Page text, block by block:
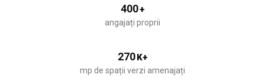
400+
angajați proprii
270K+
mp de spații verzi amenajați